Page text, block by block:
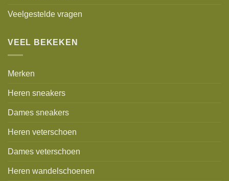
Veelgestelde vragen
VEEL BEKEKEN
Merken
Heren sneakers
Dames sneakers
Heren veterschoen
Dames veterschoen
Heren wandelschoenen